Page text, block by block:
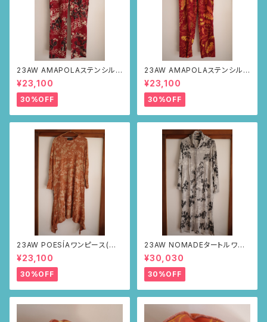
23AW AMAPOLAステンシルパ
ンツ(ボルドー・サボテンの山道
柄)
¥23,100
30%OFF
23AW AMAPOLAステンシルパ
ンツ(ボルドー・リーフ柄)
¥23,100
30%OFF
23AW POESÍAワンピース(ブラ
ウン・サボテンの山道柄)
¥23,100
30%OFF
23AW NOMADEタートルワン
ピース(メランジグレー・サボテ
ンの山道柄)
¥30,030
30%OFF